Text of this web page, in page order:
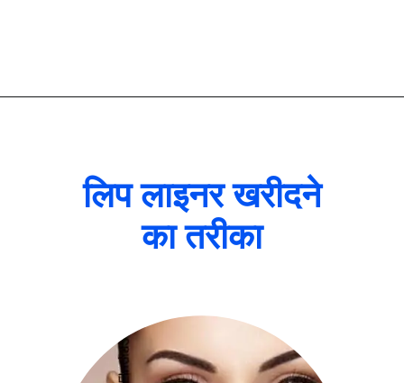
लिप लाइनर खरीदने
का तरीका